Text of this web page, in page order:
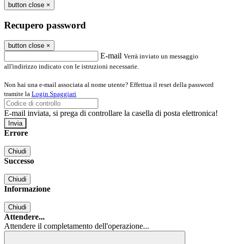
button close ×
Recupero password
button close ×
E-mail Verrà inviato un messaggio
all'indirizzo indicato con le istruzioni necessarie.
Non hai una e-mail associata al nome utente? Effettua il reset della password
tramite la Login Spaggiari
E-mail inviata, si prega di controllare la casella di posta elettronica!
Errore
Chiudi
Successo
Chiudi
Informazione
Chiudi
Attendere...
Attendere il completamento dell'operazione...